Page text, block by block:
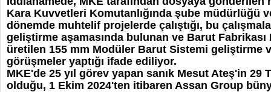
Kara Kuvvetleri Komutanlığında şube müdürlüğü
dönemde muhtelif projelerde çalıştığı, bu
geliştirme aşamasında bulunan ve Barut
üretilen 155 mm Modüler Barut Sistemi geliştirme
görüşmeler yaptığı ifade ediliyor.
MKE'de 25 yıl görev yapan sanık Mesut Ateş'in 29
olduğu, 1 Ekim 2024'ten itibaren Assan Group